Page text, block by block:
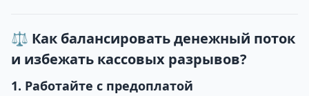
⚖ Как балансировать денежный поток
и избежать кассовых разрывов?
1. Работайте с предоплатой